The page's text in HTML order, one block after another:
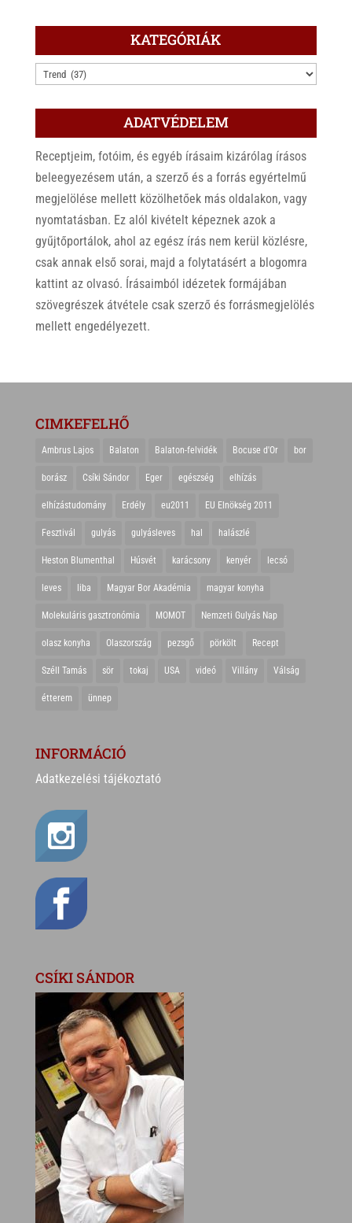
KATEGÓRIÁK
KATEGÓRIÁK
ADATVÉDELEM
Receptjeim, fotóim, és egyéb írásaim kizárólag írásos
beleegyezésem után, a szerző és a forrás egyértelmű
megjelölése mellett közölhetőek más oldalakon, vagy
nyomtatásban. Ez alól kivételt képeznek azok a
gyűjtőportálok, ahol az egész írás nem kerül közlésre,
csak annak első sorai, majd a folytatásért a blogomra
kattint az olvasó. Írásaimból idézetek formájában
szövegrészek átvétele csak szerző és forrásmegjelölés
mellett engedélyezett.
CIMKEFELHŐ
Ambrus Lajos Balaton Balaton-felvidék Bocuse d'Or bor
borász Csíki Sándor Eger egészség elhízás
elhízástudomány Erdély eu2011 EU Elnökség 2011
Fesztivál gulyás gulyásleves hal halászlé
Heston Blumenthal Húsvét karácsony kenyér lecsó
leves liba Magyar Bor Akadémia magyar konyha
Molekuláris gasztronómia MOMOT Nemzeti Gulyás Nap
olasz konyha Olaszország pezsgő pörkölt Recept
Széll Tamás sör tokaj USA videó Villány Válság
étterem ünnep
INFORMÁCIÓ
Adatkezelési tájékoztató
CSÍKI SÁNDOR